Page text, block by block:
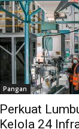
Pangan
Perkuat
Kelola 24